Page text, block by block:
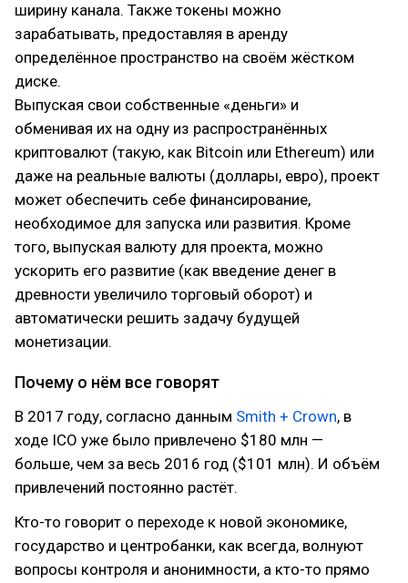
ширину канала. Также токены можно
зарабатывать, предоставляя в аренду
определённое пространство на своём жёстком
диске.
Выпуская свои собственные «деньги» и
обменивая их на одну из распространённых
криптовалют (такую, как Bitcoin или Ethereum) или
даже на реальные валюты (доллары, евро), проект
может обеспечить себе финансирование,
необходимое для запуска или развития. Кроме
того, выпуская валюту для проекта, можно
ускорить его развитие (как введение денег в
древности увеличило торговый оборот) и
автоматически решить задачу будущей
монетизации.
Почему о нём все говорят
В 2017 году, согласно данным Smith + Crown, в
ходе ICO уже было привлечено $180 млн —
больше, чем за весь 2016 год ($101 млн). И объём
привлечений постоянно растёт.
Кто-то говорит о переходе к новой экономике,
государство и центробанки, как всегда, волнуют
вопросы контроля и анонимности, а кто-то прямо